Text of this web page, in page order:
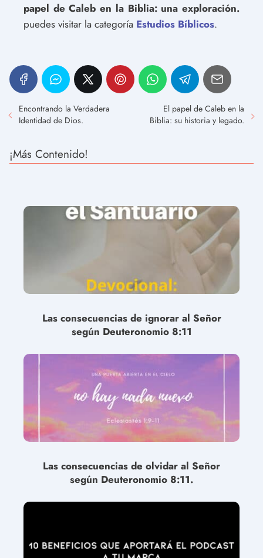
papel de Caleb en la Biblia: una exploración.
puedes visitar la categoría Estudios Bíblicos.
Encontrando la Verdadera
Identidad de Dios.
El papel de Caleb en la
Biblia: su historia y legado.
¡Más Contenido!
Las consecuencias de ignorar al Señor
según Deuteronomio 8:11
Las consecuencias de olvidar al Señor
según Deuteronomio 8:11.